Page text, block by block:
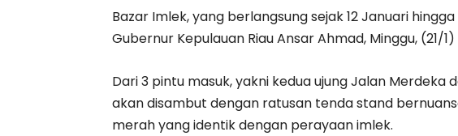
Bazar Imlek, yang berlangsung sejak 12 Januari
Gubernur Kepulauan Riau Ansar Ahmad, Minggu, (21/
Dari 3 pintu masuk, yakni kedua ujung Jalan Merdeka
akan disambut dengan ratusan tenda stand
merah yang identik dengan perayaan imlek.